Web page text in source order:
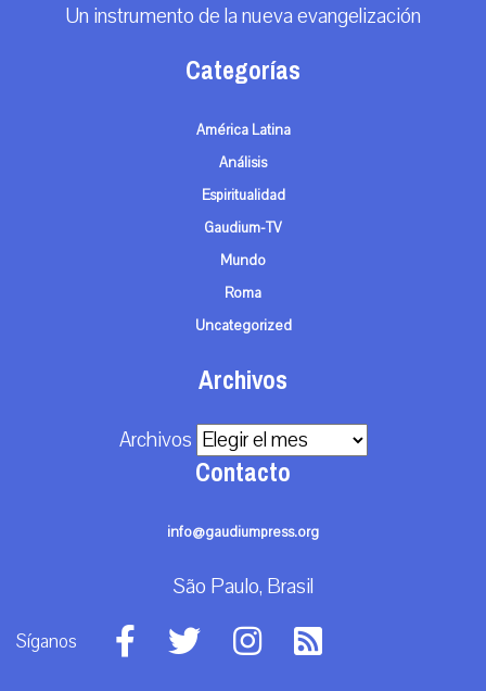
Un instrumento de la nueva evangelización
Categorías
América Latina
Análisis
Espiritualidad
Gaudium-TV
Mundo
Roma
Uncategorized
Archivos
Archivos
Contacto
info@gaudiumpress.org
São Paulo, Brasil
Síganos